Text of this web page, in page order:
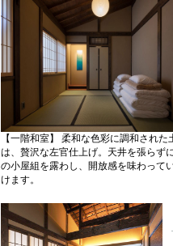
【一階和室】 柔和な色彩に調和された
は、贅沢な左官仕上げ。天井を張らず
の小屋組を露わし、開放感を味わって
けます。